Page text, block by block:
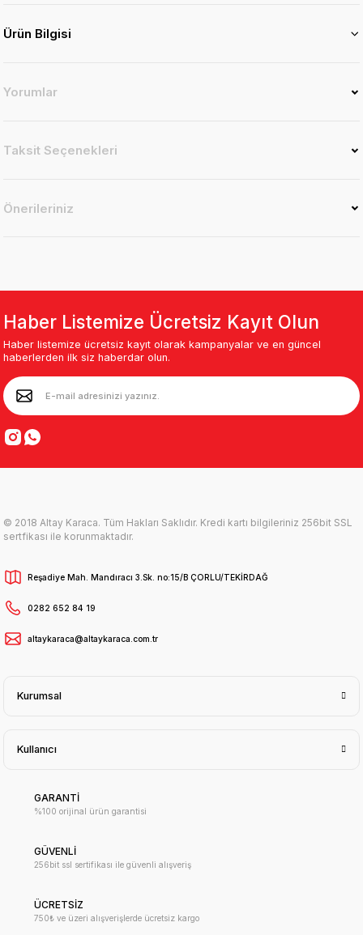
Ürün Bilgisi
Yorumlar
Taksit Seçenekleri
Önerileriniz
Haber Listemize Ücretsiz Kayıt Olun
Haber listemize ücretsiz kayıt olarak kampanyalar ve en güncel
haberlerden ilk siz haberdar olun.
© 2018 Altay Karaca. Tüm Hakları Saklıdır. Kredi kartı bilgileriniz 256bit SSL
sertfikası ile korunmaktadır.
Reşadiye Mah. Mandıracı 3.Sk. no:15/B ÇORLU/TEKİRDAĞ
0282 652 84 19
altaykaraca@altaykaraca.com.tr
Kurumsal
Kullanıcı
GARANTİ
%100 orijinal ürün garantisi
GÜVENLİ
256bit ssl sertifikası ile güvenli alışveriş
ÜCRETSİZ
750₺ ve üzeri alışverişlerde ücretsiz kargo